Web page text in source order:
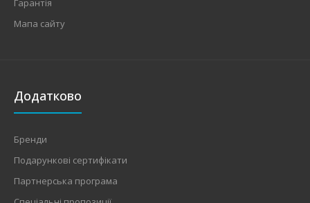
Гарантія
Мапа сайту
Додатково
Бренди
Подарункові сертифікати
Партнерська програма